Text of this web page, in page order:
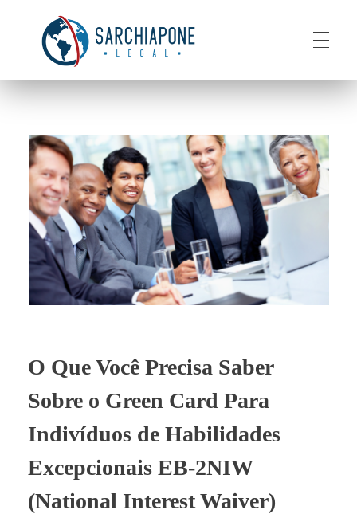
ABOUT
SERVICES
CONTACT
BLOG
O Que Você Precisa Saber
Sobre o Green Card Para
Indivíduos de Habilidades
Excepcionais EB-2NIW
(National Interest Waiver)